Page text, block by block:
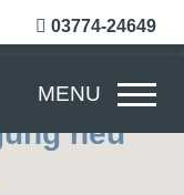
03774-24649
MENU
neu